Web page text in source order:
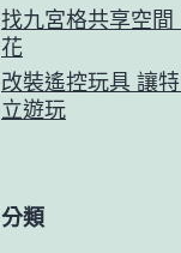
找九宮格共享空間
花
改裝遙控玩具 讓
立遊玩
分類